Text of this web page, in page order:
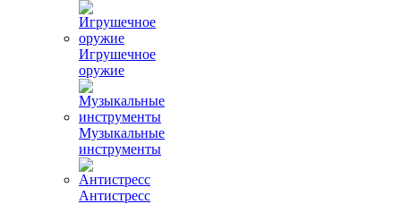
Игрушечное
оружие
Музыкальные
инструменты
Антистресс